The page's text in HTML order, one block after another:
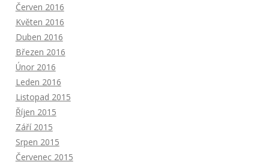
Červen 2016
Květen 2016
Duben 2016
Březen 2016
Únor 2016
Leden 2016
Listopad 2015
Říjen 2015
Září 2015
Srpen 2015
Červenec 2015